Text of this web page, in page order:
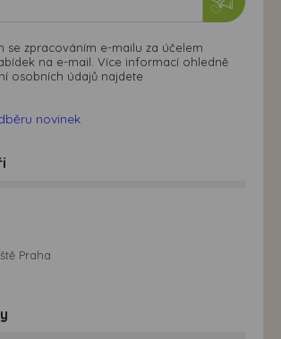
se zpracováním e-mailu za účelem
na e-mail. Více informací ohledně
osobních údajů najdete
novinek
Praha